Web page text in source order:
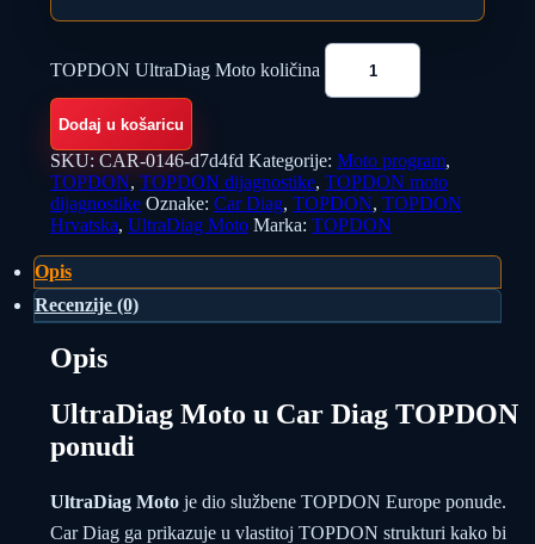
TOPDON UltraDiag Moto količina
Dodaj u košaricu
SKU: CAR-0146-d7d4fd Kategorije: Moto program,
TOPDON, TOPDON dijagnostike, TOPDON moto
dijagnostike Oznake: Car Diag, TOPDON, TOPDON
Hrvatska, UltraDiag Moto Marka: TOPDON
Opis
Recenzije (0)
Opis
UltraDiag Moto u Car Diag TOPDON
ponudi
UltraDiag Moto je dio službene TOPDON Europe ponude.
Car Diag ga prikazuje u vlastitoj TOPDON strukturi kako bi